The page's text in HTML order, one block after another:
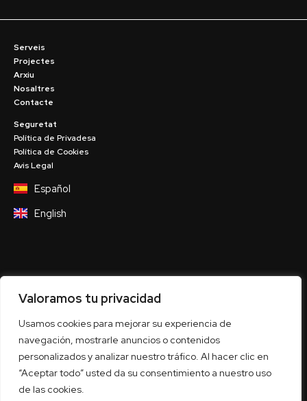
Valoramos tu privacidad
Usamos cookies para mejorar su experiencia de
navegación, mostrarle anuncios o contenidos
personalizados y analizar nuestro tráfico. Al hacer clic en
“Aceptar todo” usted da su consentimiento a nuestro uso
de las cookies.
Serveis
Projectes
Arxiu
Nosaltres
Contacte
Seguretat
Política de Privadesa
Política de Cookies
Avis Legal
Español
English